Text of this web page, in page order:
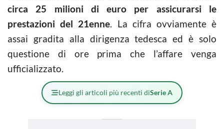
circa 25 milioni di euro per assicurarsi le
prestazioni del 21enne. La cifra ovviamente è
assai gradita alla dirigenza tedesca ed è solo
questione di ore prima che l’affare venga
ufficializzato.
Leggi gli articoli più recenti diSerie A